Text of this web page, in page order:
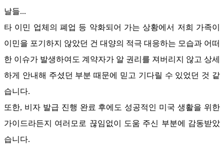
날들...
타 이민 업체의 폐업 등 악화되어 가는 상황에서 저희 가족이
이민을 포기하지 않았던 건 대양의 적극 대응하는 모습과 어떠
한 이슈가 발생하여도 계약자가 알 권리를 져버리지 않고 상세
하게 안내해 주셨던 부분 때문에 믿고 기다릴 수 있었던 것 같
습니다.
또한, 비자 발급 진행 완료 후에도 성공적인 미국 생활을 위한
가이드라든지 여러모로 끊임없이 도움 주신 부분에 감동받았
습니다.